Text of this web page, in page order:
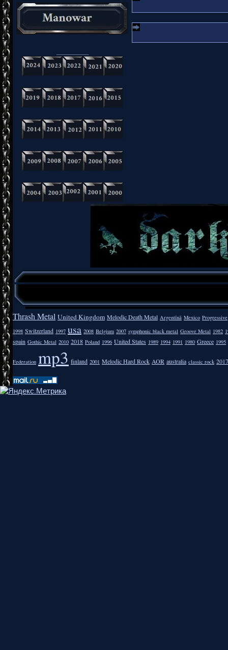
Thrash Metal United Kingdom Melodic Death Metal Argentīnā Mexico Progressive
1998 Switzerland 1997 usa 2008 Belgium 2007 symphonic black metal Groove Metal 1982
spain Gothic Metal 2010 2018 Poland 1996 United States 1989 1994 1991 1980 Greece 1995
Federation mp3 finland 2001 Melodic Hard Rock AOR australia classic rock 2017